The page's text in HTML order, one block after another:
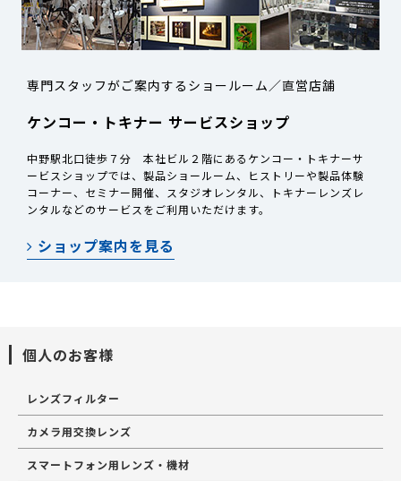
専門スタッフがご案内するショールーム／直営店舗
ケンコー・トキナー サービスショップ
中野駅北口徒歩７分 本社ビル２階にあるケンコー・トキナーサ
ービスショップでは、製品ショールーム、ヒストリーや製品体験
コーナー、セミナー開催、スタジオレンタル、トキナーレンズレ
ンタルなどのサービスをご利用いただけます。
ショップ案内を見る
個人のお客様
レンズフィルター
カメラ用交換レンズ
スマートフォン用レンズ・機材